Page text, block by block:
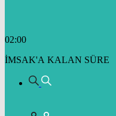
02:00
İMSAK'A KALAN SÜRE